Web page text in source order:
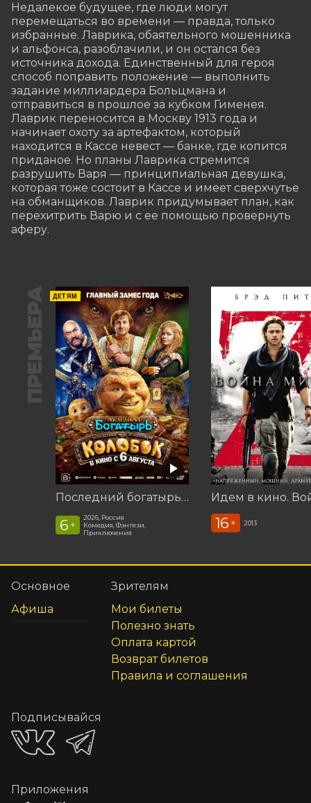
Недалекое будущее, где люди могут
перемещаться во времени — правда, только
избранные. Лаврика, обаятельного мошенника
и альфонса, разоблачили, и он остался без
источника дохода. Единственный для героя
способ поправить положение — выполнить
задание миллиардера Больцмана и
отправиться в прошлое за кубком Гименея.
Лаврик переносится в Москву 1913 года и
начинает охоту за артефактом, который
находится в Кассе невест — банке, где копится
приданое. Но планы Лаврика стремится
разрушить Варя — принципиальная девушка,
которая тоже состоит в Кассе и имеет сверхчутье
на обманщиков. Лаврик придумывает план, как
перехитрить Варю и с ее помощью провернуть
аферу.
ПРЕМЬЕРА ДЕТЯМ
Последний богатырь. Колобок
6 +
2026, Россия
Комедия, Фэнтези,
Приключения
16 + 2013
Основное
Афиша
Зрителям
Мои билеты
Полезно знать
Оплата картой
Возврат билетов
Правила и соглашения
Подписывайся
Приложения